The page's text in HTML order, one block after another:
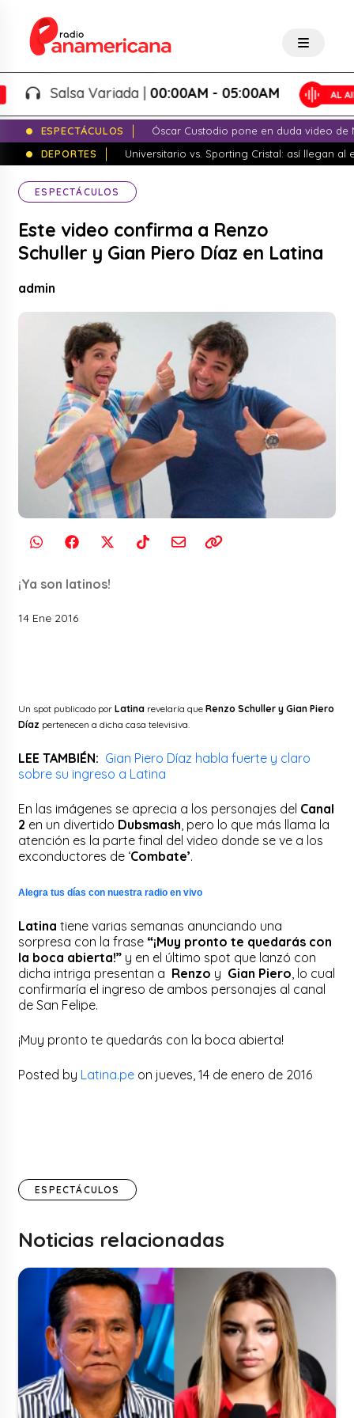
Salsa Variada |00:00AM - 05:00AM
ESPECTÁCULOS
Óscar Custodio pone en duda video de
DEPORTES
Universitario vs. Sporting Cristal: así llegan al
ESPECTÁCULOS
Este video confirma a Renzo
Schuller y Gian Piero Díaz en Latina
admin
¡Ya son latinos!
14 Ene 2016
Un spot publicado por Latina revelaría que Renzo Schuller y Gian Piero
Díaz pertenecen a dicha casa televisiva.
LEE TAMBIÉN: Gian Piero Díaz habla fuerte y claro
sobre su ingreso a Latina
En las imágenes se aprecia a los personajes del Canal
2 en un divertido Dubsmash , pero lo que más llama la
atención es la parte final del video donde se ve a los
exconductores de ‘Combate’.
Alegra tus días con nuestra radio en vivo
Latina tiene varias semanas anunciando una
sorpresa con la frase “¡Muy pronto te quedarás con
la boca abierta!” y en el último spot que lanzó con
dicha intriga presentan a Renzo y Gian Piero , lo cual
confirmaría el ingreso de ambos personajes al canal
de San Felipe.
¡Muy pronto te quedarás con la boca abierta!
Posted by Latina.pe on jueves, 14 de enero de 2016
ESPECTÁCULOS
Noticias relacionadas